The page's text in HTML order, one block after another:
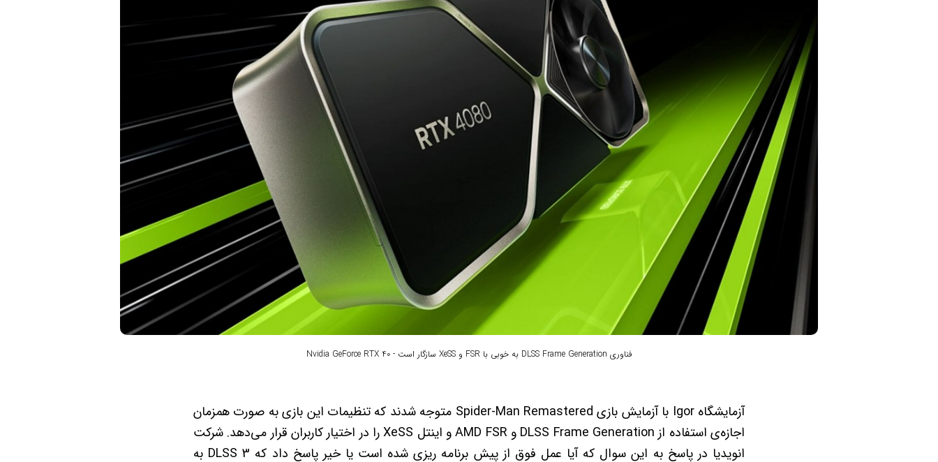
فناوری DLSS Frame Generation به خوبی با FSR و XeSS سازگار است - Nvidia GeForce RTX 40
آزمایشگاه Igor با آزمایش بازی Spider-Man Remastered متوجه شدند که تنظیمات این بازی به صورت همزمان
اجازه‌ی استفاده از DLSS Frame Generation و AMD FSR و اینتل XeSS را در اختیار کاربران قرار می‌دهد. شرکت
انویدیا در پاسخ به این سوال که آیا عمل فوق از پیش برنامه ریزی شده است یا خیر پاسخ داد که DLSS 3 به